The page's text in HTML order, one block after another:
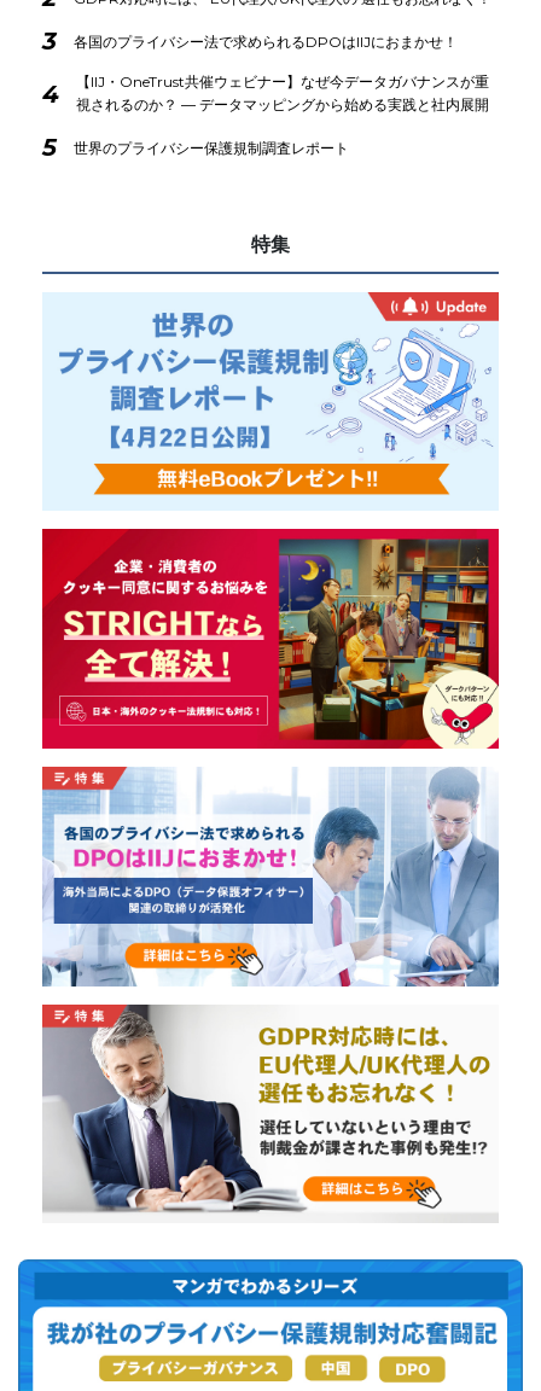
3 各国のプライバシー法で求められるDPOはIIJにおまかせ！
4
【IIJ・OneTrust共催ウェビナー】なぜ今データガバナンスが重
視されるのか？ ― データマッピングから始める実践と社内展開
5 世界のプライバシー保護規制調査レポート
特集